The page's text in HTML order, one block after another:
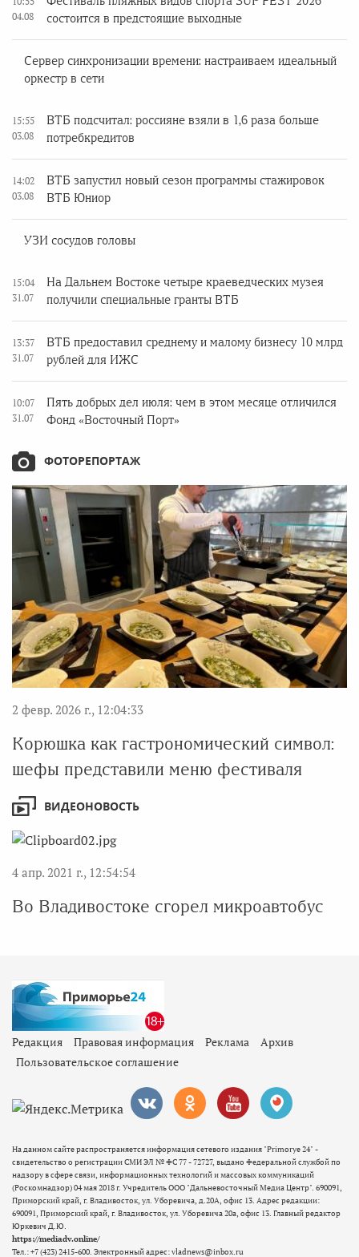
04.08
состоится в предстоящие выходные
Сервер синхронизации времени: настраиваем идеальный
оркестр в сети
15:55
03.08
ВТБ подсчитал: россияне взяли в 1,6 раза больше
потребкредитов
14:02
03.08
ВТБ запустил новый сезон программы стажировок
ВТБ Юниор
УЗИ сосудов головы
15:04
31.07
На Дальнем Востоке четыре краеведческих музея
получили специальные гранты ВТБ
13:37
31.07
ВТБ предоставил среднему и малому бизнесу 10 млрд
рублей для ИЖС
10:07
31.07
Пять добрых дел июля: чем в этом месяце отличился
Фонд «Восточный Порт»
ФОТОРЕПОРТАЖ
2 февр. 2026 г., 12:04:33
Корюшка как гастрономический символ:
шефы представили меню фестиваля
ВИДЕОНОВОСТЬ
4 апр. 2021 г., 12:54:54
Во Владивостоке сгорел микроавтобус
Редакция Правовая информация Реклама
Архив
Пользовательское соглашение
На данном сайте распространяется информация сетевого издания "Primorye 24" -
свидетельство о регистрации СМИ ЭЛ № ФС 77 - 72727, выдано Федеральной службой по
надзору в сфере связи, информационных технологий и массовых коммуникаций
(Роскомнадзор) 04 мая 2018 г. Учредитель ООО "Дальневосточный Медиа Центр". 690091,
Приморский край, г. Владивосток, ул. Уборевича, д.20А, офис 13. Адрес редакции:
690091, Приморский край, г. Владивосток, ул. Уборевича 20а, офис 13. Главный редактор
Юркевич Д.Ю.
https://mediadv.online/
Тел.: +7 (423) 2415-600. Электронный адрес: vladnews@inbox.ru